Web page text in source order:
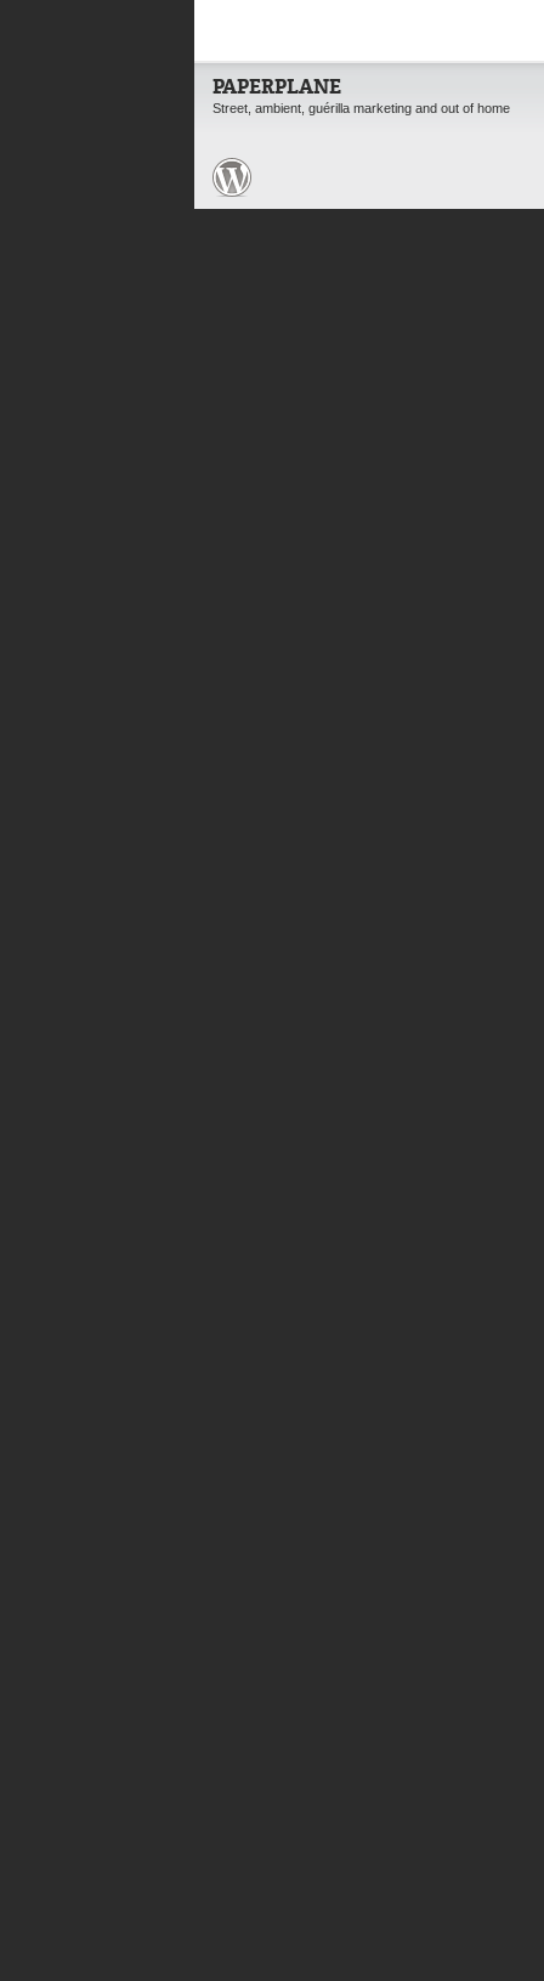
PAPERPLANE
Street, ambient, guérilla marketing and out of home